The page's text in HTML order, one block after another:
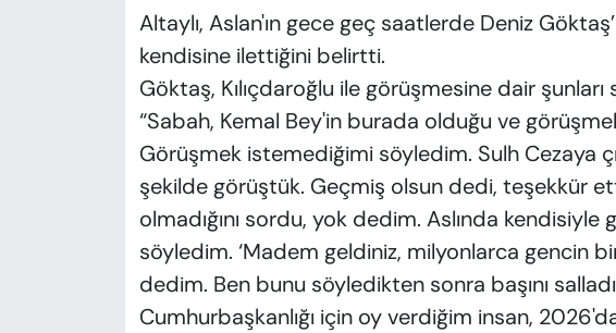
Altaylı, Aslan'ın gece geç saatlerde Deniz
kendisine ilettiğini belirtti.
Göktaş, Kılıçdaroğlu ile görüşmesine dair şunları
“Sabah, Kemal Bey'in burada olduğu ve
Görüşmek istemediğimi söyledim. Sulh Cezaya
şekilde görüştük. Geçmiş olsun dedi, teşekkür
olmadığını sordu, yok dedim. Aslında
söyledim. ‘Madem geldiniz, milyonlarca gencin
dedim. Ben bunu söyledikten sonra başını
Cumhurbaşkanlığı için oy verdiğim insan,